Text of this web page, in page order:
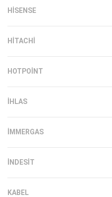
HISENSE
HITACHI
HOTPOINT
IHLAS
İMMERGAS
INDESIT
KABEL